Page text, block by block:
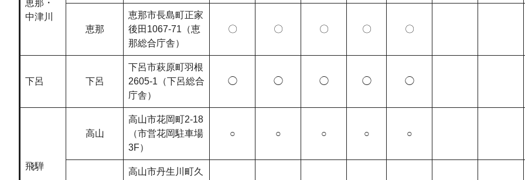
恵那・
中津川
恵那
恵那市長島町正家
後田1067-71（恵
那総合庁舎）
〇 〇 〇 〇 〇
下呂 下呂
下呂市萩原町羽根
2605-1（下呂総合
庁舎）
◯ ◯ ◯ ◯ ◯
飛騨
高山
高山市花岡町2-18
（市営花岡駐車場
3F）
○ ○ ○ ○ ○
高山市丹生川町久